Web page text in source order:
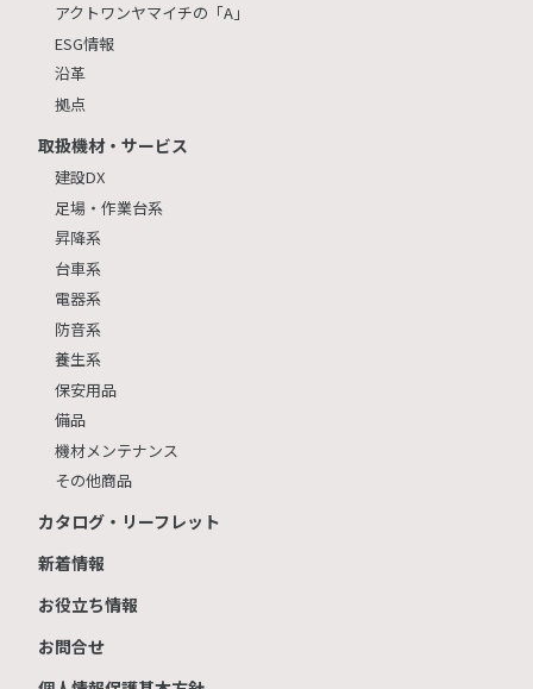
アクトワンヤマイチの「A」
ESG情報
沿革
拠点
取扱機材・サービス
建設DX
足場・作業台系
昇降系
台車系
電器系
防音系
養生系
保安用品
備品
機材メンテナンス
その他商品
カタログ・リーフレット
新着情報
お役立ち情報
お問合せ